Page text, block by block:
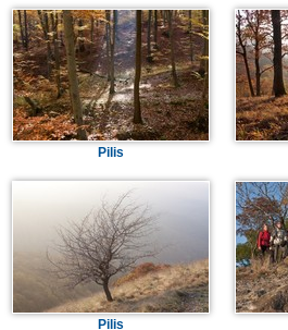
Pilis
Pilis